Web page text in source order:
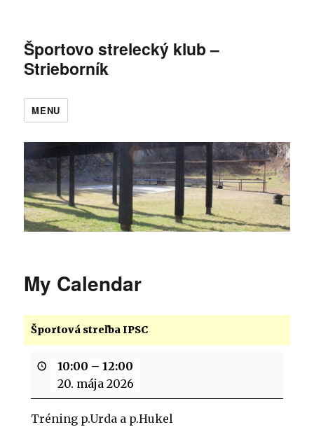
Športovo strelecký klub –
Strieborník
MENU
My Calendar
Športová streľba IPSC
10:00 –12:00
20. mája 2026
Tréning p.Urda a p.Hukel